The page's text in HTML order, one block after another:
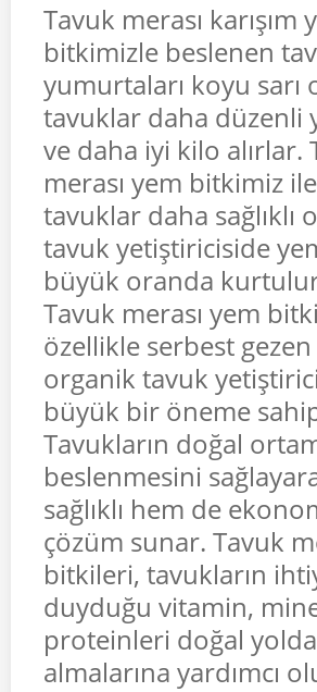
Tavuk merası karışım
bitkimizle beslenen
yumurtaları koyu sarı
tavuklar daha düzenli
ve daha iyi kilo alırlar.
merası yem bitkimiz
tavuklar daha sağlıklı
tavuk yetiştiriciside
büyük oranda
Tavuk merası yem
özellikle serbest
organik tavuk
büyük bir öneme
Tavukların doğal
beslenmesini
sağlıklı hem de
çözüm sunar. Tavuk
bitkileri, tavukların
duyduğu vitamin,
proteinleri doğal
almalarına yardımcı